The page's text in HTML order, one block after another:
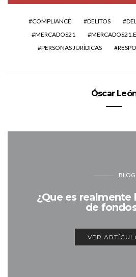
COMPLIANCE DELITOS
MERCADOS21
PERSONAS JURÍDICAS
Óscar
BLOG
¿Que es realmente
de
VER